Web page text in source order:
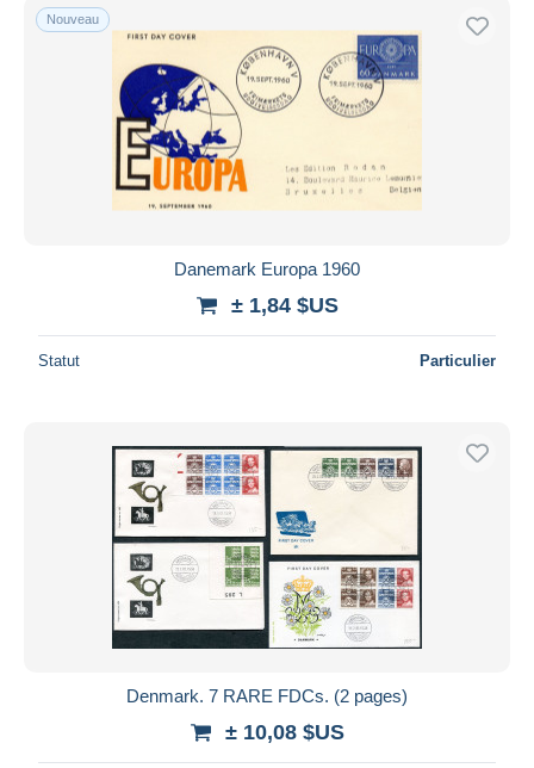
Nouveau
Danemark Europa 1960
± 1,84 $US
Statut Particulier
Denmark. 7 RARE FDCs. (2 pages)
± 10,08 $US